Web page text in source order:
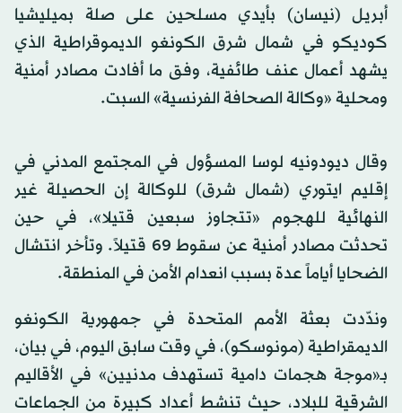
أبريل (نيسان) بأيدي مسلحين على صلة بميليشيا
كوديكو في شمال شرق الكونغو الديموقراطية الذي
يشهد أعمال عنف طائفية، وفق ما أفادت مصادر أمنية
ومحلية «وكالة الصحافة الفرنسية» السبت.
وقال ديودونيه لوسا المسؤول في المجتمع المدني في
إقليم ايتوري (شمال شرق) للوكالة إن الحصيلة غير
النهائية للهجوم «تتجاوز سبعين قتيلا»، في حين
تحدثت مصادر أمنية عن سقوط 69 قتيلاً. وتأخر انتشال
الضحايا أياماً عدة بسبب انعدام الأمن في المنطقة.
وندّدت بعثة الأمم المتحدة في جمهورية الكونغو
الديمقراطية (مونوسكو)، في وقت سابق اليوم، في بيان،
بـ«موجة هجمات دامية تستهدف مدنيين» في الأقاليم
الشرقية للبلاد، حيث تنشط أعداد كبيرة من الجماعات